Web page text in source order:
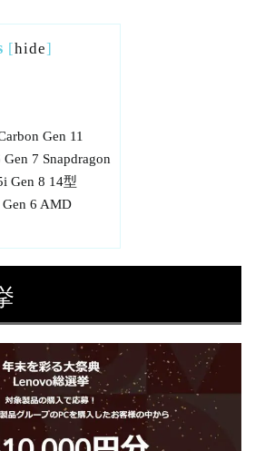
[hide]
Gen 11
7 Snapdragon
Gen 8 14型
6 AMD